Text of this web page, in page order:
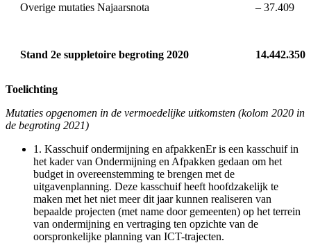
Overige mutaties Najaarsnota ‒ 37.409
Stand 2e suppletoire begroting 2020 14.442.350
Toelichting
Mutaties opgenomen in de vermoedelijke uitkomsten (kolom 2020 in
de begroting 2021)
1. Kasschuif ondermijning en afpakkenEr is een kasschuif in
het kader van Ondermijning en Afpakken gedaan om het
budget in overeenstemming te brengen met de
uitgavenplanning. Deze kasschuif heeft hoofdzakelijk te
maken met het niet meer dit jaar kunnen realiseren van
bepaalde projecten (met name door gemeenten) op het terrein
van ondermijning en vertraging ten opzichte van de
oorspronkelijke planning van ICT-trajecten.